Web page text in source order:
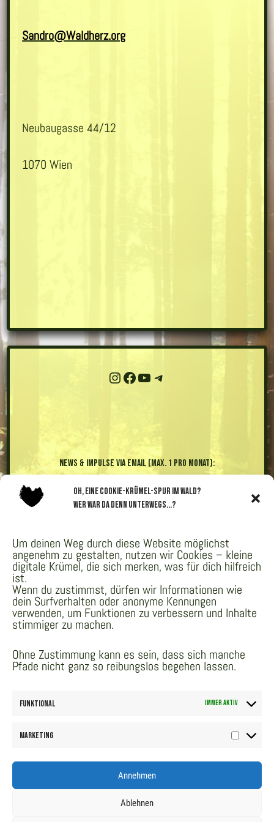
Oh, eine Cookie-Krümel-Spur im Wald?
Wer war da denn unterwegs...?
Um deinen Weg durch diese Website möglichst
angenehm zu gestalten, nutzen wir Cookies – kleine
digitale Krümel, die sich merken, was für dich hilfreich
ist.
Wenn du zustimmst, dürfen wir Informationen wie
dein Surfverhalten oder anonyme Kennungen
verwenden, um Funktionen zu verbessern und Inhalte
stimmiger zu machen.
Ohne Zustimmung kann es sein, dass sich manche
Pfade nicht ganz so reibungslos begehen lassen.
Funktional Immer aktiv
Marketing
Annehmen
Ablehnen
Sandro@Waldherz.org
Neubaugasse 44/12
1070 Wien
Instagram
Facebook
YouTube
Telegram-Kanal "Compost Club"
News & Impulse via Email (max. 1 pro Monat):